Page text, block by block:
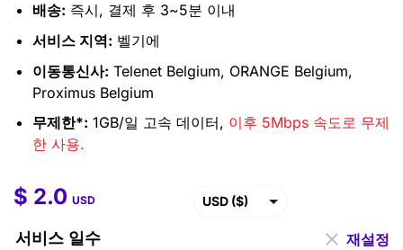
배송: 즉시, 결제 후 3~5분 이내
서비스 지역: 벨기에
이동통신사: Telenet Belgium, ORANGE Belgium,
Proximus Belgium
무제한*: 1GB/일 고속 데이터, 이후 5Mbps 속도로 무제
한 사용.
$ 2.0 –$ USD ($)
서비스 일수 재설정
$ 2.0 USD